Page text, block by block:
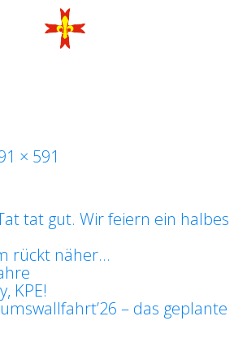
× 591
tat gut. Wir feiern ein halbes
rückt näher…
KPE!
– das geplante